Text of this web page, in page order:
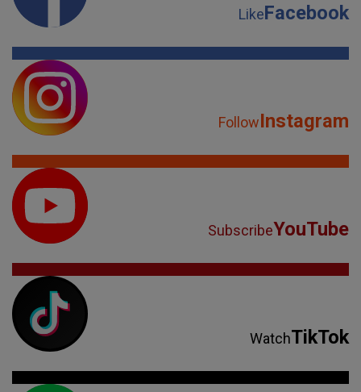
LikeFacebook
FollowInstagram
SubscribeYouTube
WatchTikTok